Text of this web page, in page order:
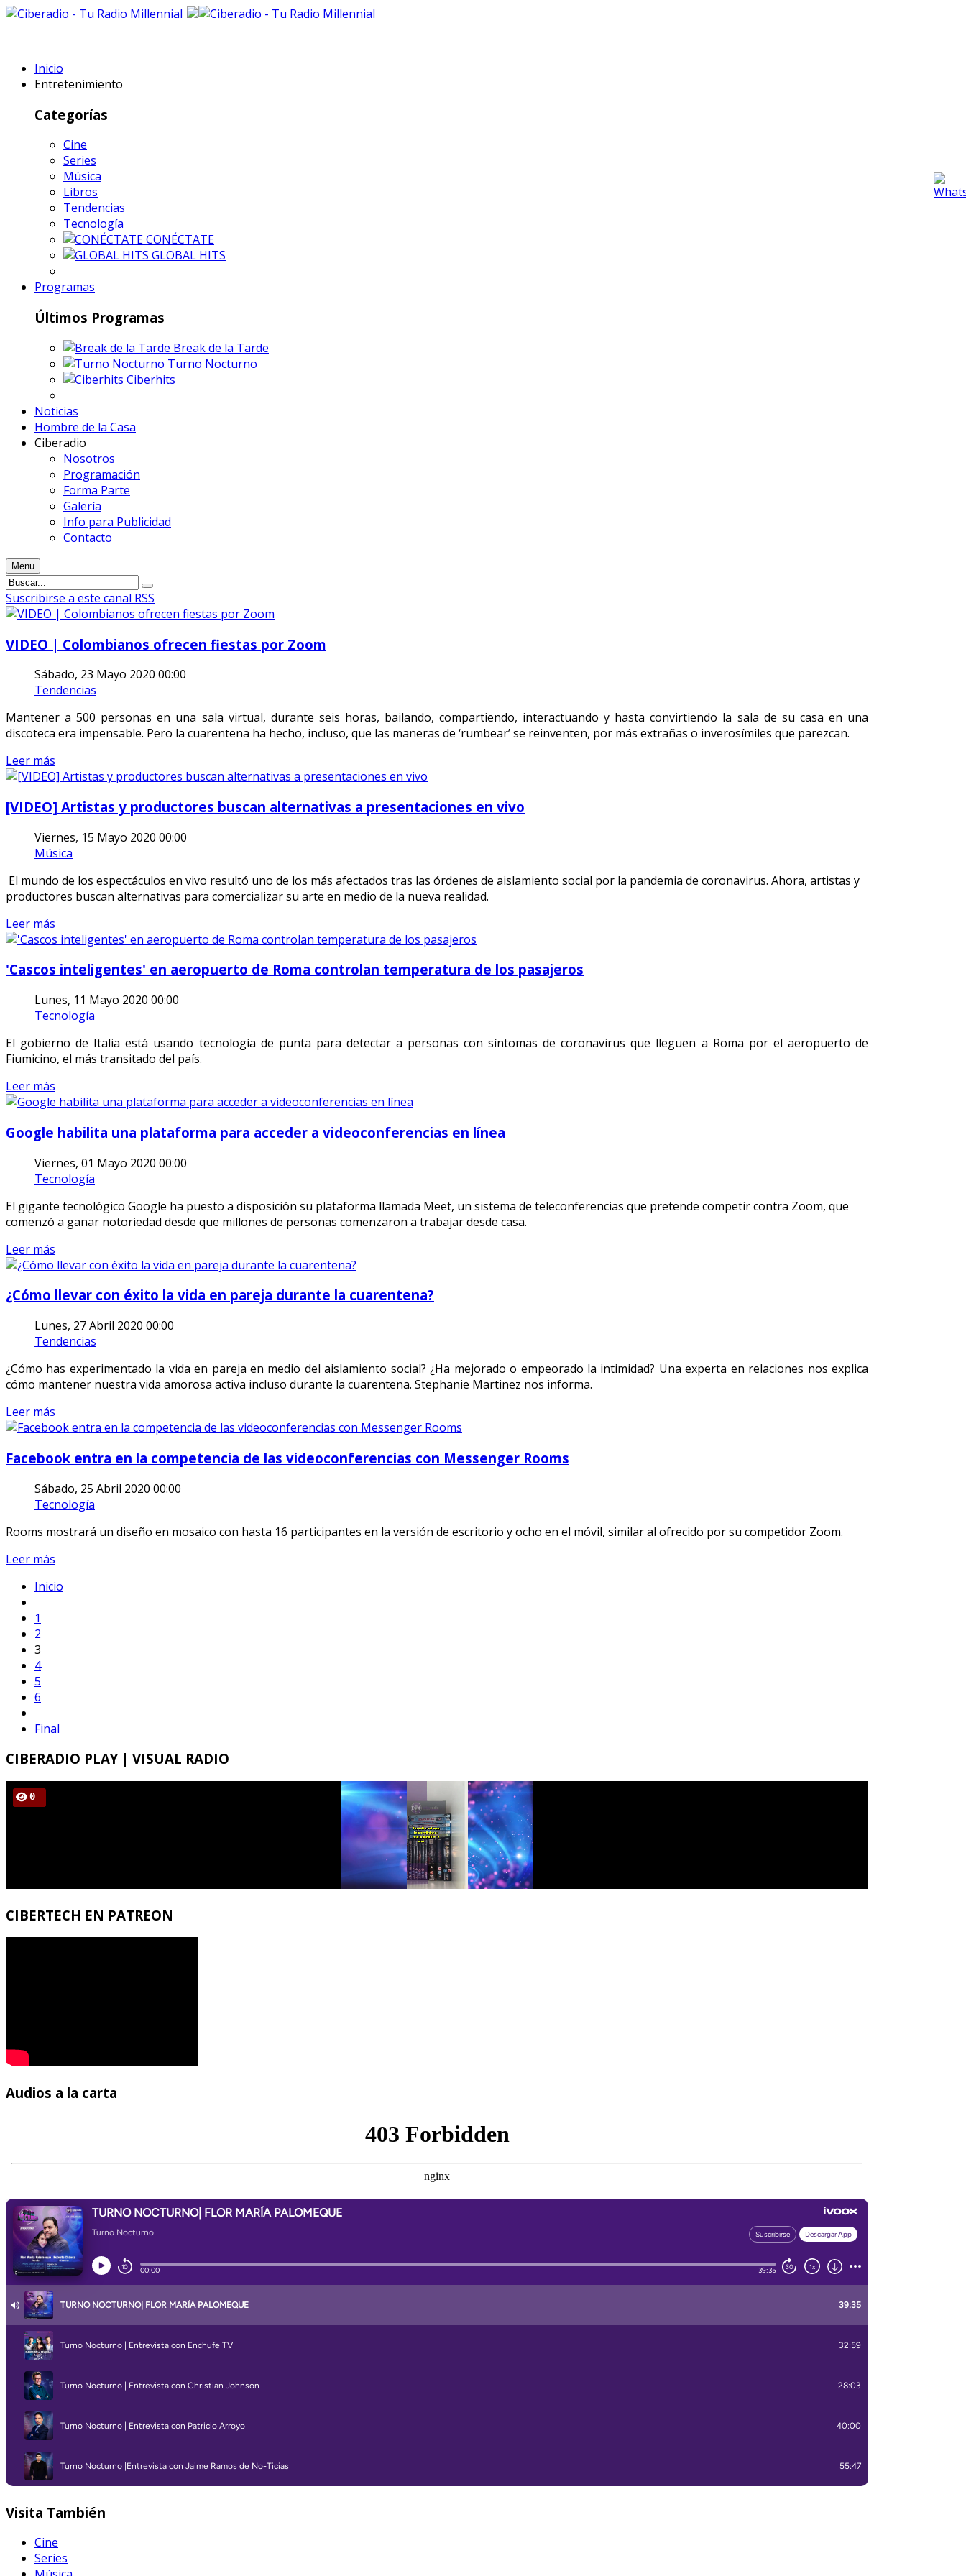
Inicio
Entretenimiento
Categorías
Cine
Series
Música
Libros
Tendencias
Tecnología
CONÉCTATE
GLOBAL HITS
Programas
Últimos Programas
Break de la Tarde
Turno Nocturno
Ciberhits
Noticias
Hombre de la Casa
Ciberadio
Nosotros
Programación
Forma Parte
Galería
Info para Publicidad
Contacto
Menu
Suscribirse a este canal RSS
VIDEO | Colombianos ofrecen fiestas por Zoom
Sábado, 23 Mayo 2020 00:00
Tendencias
Mantener a 500 personas en una sala virtual, durante seis horas, bailando, compartiendo, interactuando y hasta convirtiendo la sala de su casa en una
discoteca era impensable. Pero la cuarentena ha hecho, incluso, que las maneras de ‘rumbear’ se reinventen, por más extrañas o inverosímiles que parezcan.
Leer más
[VIDEO] Artistas y productores buscan alternativas a presentaciones en vivo
Viernes, 15 Mayo 2020 00:00
Música
El mundo de los espectáculos en vivo resultó uno de los más afectados tras las órdenes de aislamiento social por la pandemia de coronavirus. Ahora, artistas y
productores buscan alternativas para comercializar su arte en medio de la nueva realidad.
Leer más
'Cascos inteligentes' en aeropuerto de Roma controlan temperatura de los pasajeros
Lunes, 11 Mayo 2020 00:00
Tecnología
El gobierno de Italia está usando tecnología de punta para detectar a personas con síntomas de coronavirus que lleguen a Roma por el aeropuerto de
Fiumicino, el más transitado del país.
Leer más
Google habilita una plataforma para acceder a videoconferencias en línea
Viernes, 01 Mayo 2020 00:00
Tecnología
El gigante tecnológico Google ha puesto a disposición su plataforma llamada Meet, un sistema de teleconferencias que pretende competir contra Zoom, que
comenzó a ganar notoriedad desde que millones de personas comenzaron a trabajar desde casa.
Leer más
¿Cómo llevar con éxito la vida en pareja durante la cuarentena?
Lunes, 27 Abril 2020 00:00
Tendencias
¿Cómo has experimentado la vida en pareja en medio del aislamiento social? ¿Ha mejorado o empeorado la intimidad? Una experta en relaciones nos explica
cómo mantener nuestra vida amorosa activa incluso durante la cuarentena. Stephanie Martinez nos informa.
Leer más
Facebook entra en la competencia de las videoconferencias con Messenger Rooms
Sábado, 25 Abril 2020 00:00
Tecnología
Rooms mostrará un diseño en mosaico con hasta 16 participantes en la versión de escritorio y ocho en el móvil, similar al ofrecido por su competidor Zoom.
Leer más
Inicio
1
2
3
4
5
6
Final
CIBERADIO PLAY | VISUAL RADIO
CIBERTECH EN PATREON
Audios a la carta
Visita También
Cine
Series